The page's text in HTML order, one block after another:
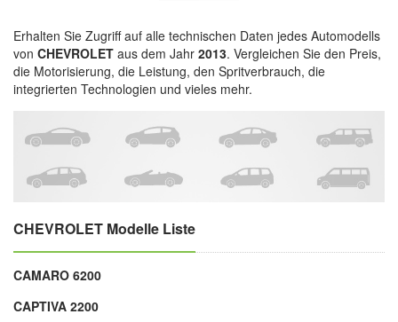
Erhalten Sie Zugriff auf alle technischen Daten jedes Automodells
von CHEVROLET aus dem Jahr 2013. Vergleichen Sie den Preis,
die Motorisierung, die Leistung, den Spritverbrauch, die
integrierten Technologien und vieles mehr.
CHEVROLET Modelle Liste
CAMARO 6200
CAPTIVA 2200